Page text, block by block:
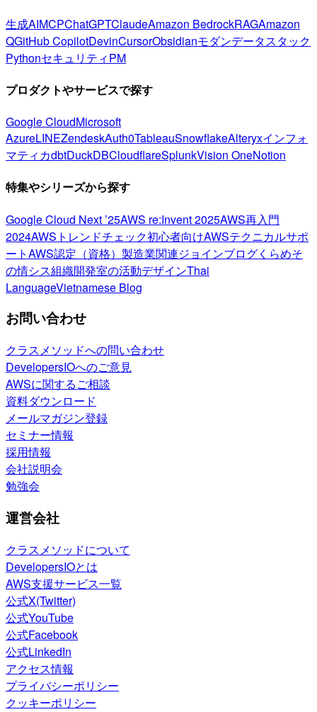
生成AIMCPChatGPTClaudeAmazon BedrockRAGAmazon
QGitHub CopilotDevinCursorObsidianモダンデータスタック
PythonセキュリティPM
プロダクトやサービスで探す
Google CloudMicrosoft
AzureLINEZendeskAuth0TableauSnowflakeAlteryxインフォ
マティカdbtDuckDBCloudflareSplunkVision OneNotion
特集やシリーズから探す
Google Cloud Next ’25AWS re:Invent 2025AWS再入門
2024AWSトレンドチェック初心者向けAWSテクニカルサポ
ートAWS認定（資格） 製造業関連ジョインブログくらめそ
の情シス組織開発室の活動デザインThai
LanguageVietnamese Blog
お問い合わせ
クラスメソッドへの問い合わせ
DevelopersIOへのご意見
AWSに関するご相談
資料ダウンロード
メールマガジン登録
セミナー情報
採用情報
会社説明会
勉強会
運営会社
クラスメソッドについて
DevelopersIOとは
AWS支援サービス一覧
公式X(Twitter)
公式YouTube
公式Facebook
公式LinkedIn
アクセス情報
プライバシーポリシー
クッキーポリシー